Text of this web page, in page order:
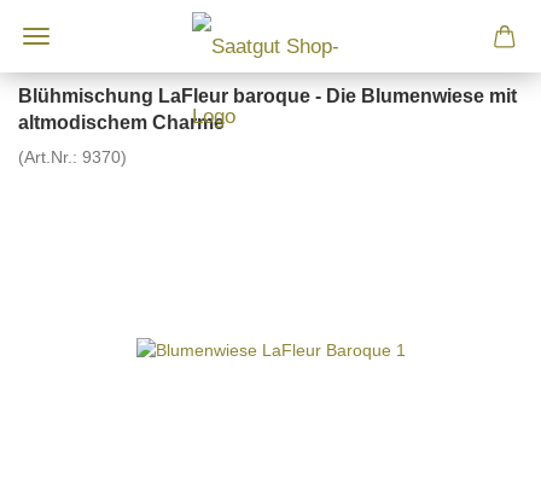
Blühmischung LaFleur baroque - Die Blumenwiese mit
altmodischem Charme
(Art.Nr.: 9370)